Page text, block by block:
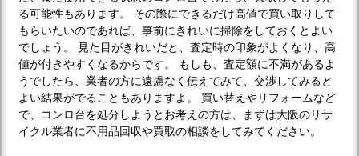
る可能性もあります。 その際にできるだけ高値で買い取りして
もらいたいのであれば、事前にきれいに掃除をしておくとよい
でしょう。 見た目がきれいだと、査定時の印象がよくなり、高
値が付きやすくなるからです。 もしも、査定額に不満があるよ
うでしたら、業者の方に遠慮なく伝えてみて、交渉してみると
よい結果がでることもありますよ。 買い替えやリフォームなど
で、コンロ台を処分しようとお考えの方は、まずは大阪のリサ
イクル業者に不用品回収や買取の相談をしてみてください。